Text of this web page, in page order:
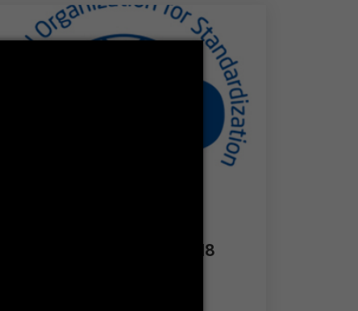
certification ISO 21001:2018